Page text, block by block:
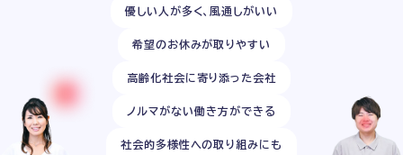
優しい人が多く、風通しがいい
希望のお休みが取りやすい
高齢化社会に寄り添った会社
ノルマがない働き方ができる
社会的多様性への取り組みにも